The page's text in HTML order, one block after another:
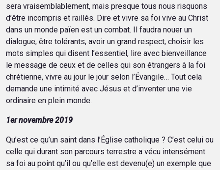
sera vraisemblablement, mais presque tous nous risquons
d’être incompris et raillés. Dire et vivre sa foi vive au Christ
dans un monde païen est un combat. Il faudra nouer un
dialogue, être tolérants, avoir un grand respect, choisir les
mots simples qui disent l’essentiel, lire avec bienveillance
le message de ceux et de celles qui son étrangers à la foi
chrétienne, vivre au jour le jour selon l’Évangile… Tout cela
demande une intimité avec Jésus et d’inventer une vie
ordinaire en plein monde.
1er novembre 2019
Qu’est ce qu’un saint dans l’Église catholique ? C’est celui ou
celle qui durant son parcours terrestre a vécu intensément
sa foi au point qu’il ou qu’elle est devenu(e) un exemple que